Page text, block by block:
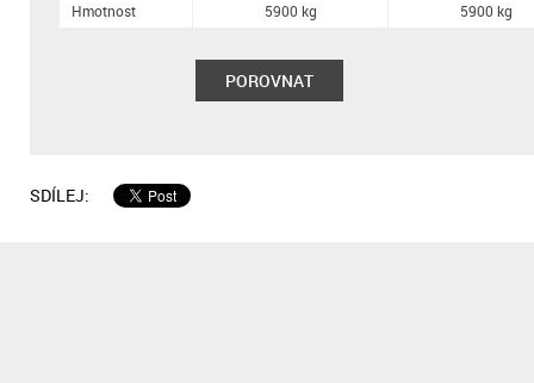
Hmotnost
5900 kg
5900 kg
POROVNAT
SDÍLEJ: